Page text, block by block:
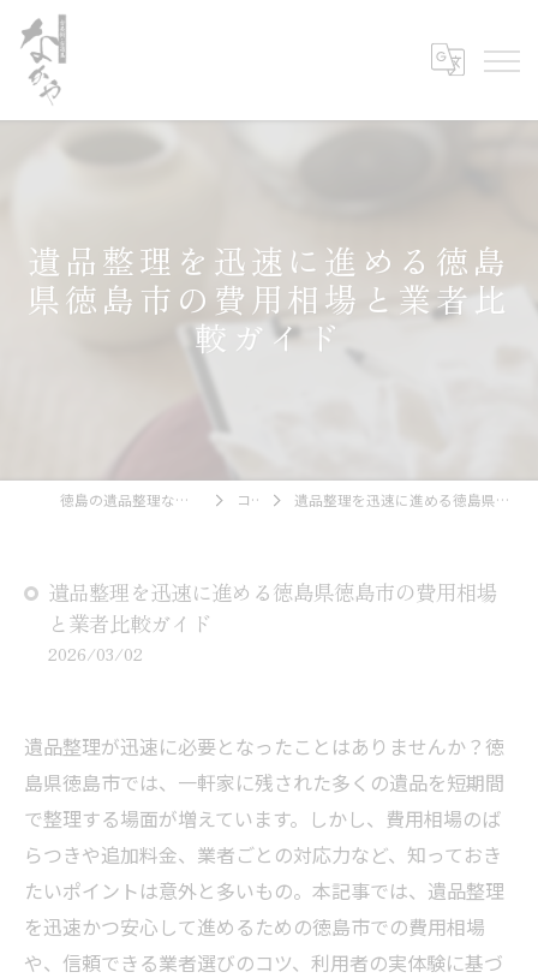
遺品整理を迅速に進める徳島
県徳島市の費用相場と業者比
較ガイド
徳島の遺品整理なら古美術・古道具 なかや コラム 遺品整理を迅速に進める徳島県徳島市の費用相場と業者比較ガイド
遺品整理を迅速に進める徳島県徳島市の費用相場
と業者比較ガイド
2026/03/02
遺品整理が迅速に必要となったことはありませんか？徳
島県徳島市では、一軒家に残された多くの遺品を短期間
で整理する場面が増えています。しかし、費用相場のば
らつきや追加料金、業者ごとの対応力など、知っておき
たいポイントは意外と多いもの。本記事では、遺品整理
を迅速かつ安心して進めるための徳島市での費用相場
や、信頼できる業者選びのコツ、利用者の実体験に基づ